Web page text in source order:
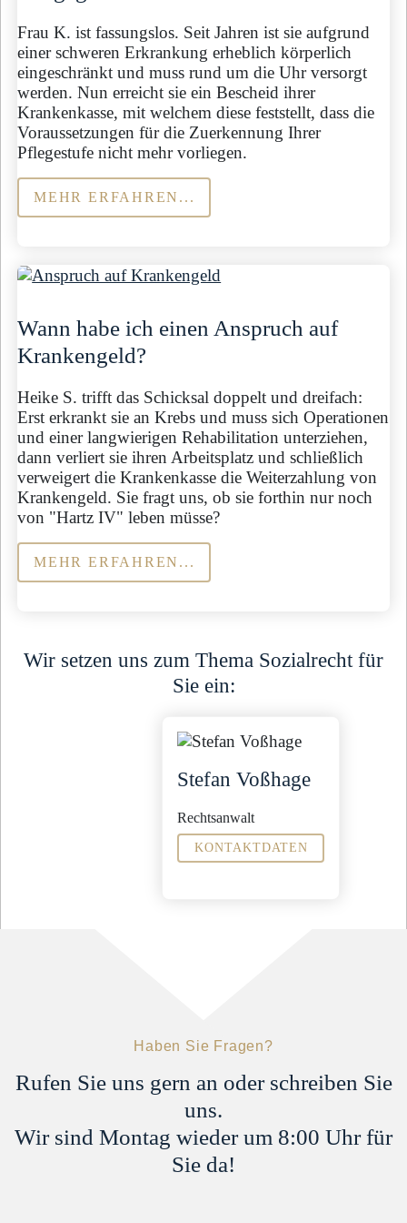
Frau K. ist fassungslos. Seit Jahren ist sie aufgrund
einer schweren Erkrankung erheblich körperlich
eingeschränkt und muss rund um die Uhr versorgt
werden. Nun erreicht sie ein Bescheid ihrer
Krankenkasse, mit welchem diese feststellt, dass die
Voraussetzungen für die Zuerkennung Ihrer
Pflegestufe nicht mehr vorliegen.
MEHR ERFAHREN...
Wann habe ich einen Anspruch auf
Krankengeld?
Heike S. trifft das Schicksal doppelt und dreifach:
Erst erkrankt sie an Krebs und muss sich Operationen
und einer langwierigen Rehabilitation unterziehen,
dann verliert sie ihren Arbeitsplatz und schließlich
verweigert die Krankenkasse die Weiterzahlung von
Krankengeld. Sie fragt uns, ob sie forthin nur noch
von "Hartz IV" leben müsse?
MEHR ERFAHREN...
Wir setzen uns zum Thema Sozialrecht für
Sie ein:
Stefan Voßhage
Rechtsanwalt
KONTAKTDATEN
c.hnida@steinbachpartner.de
Haben Sie Fragen?
Rufen Sie uns gern an oder schreiben Sie
uns.
Wir sind Montag wieder um 8:00 Uhr für
Sie da!